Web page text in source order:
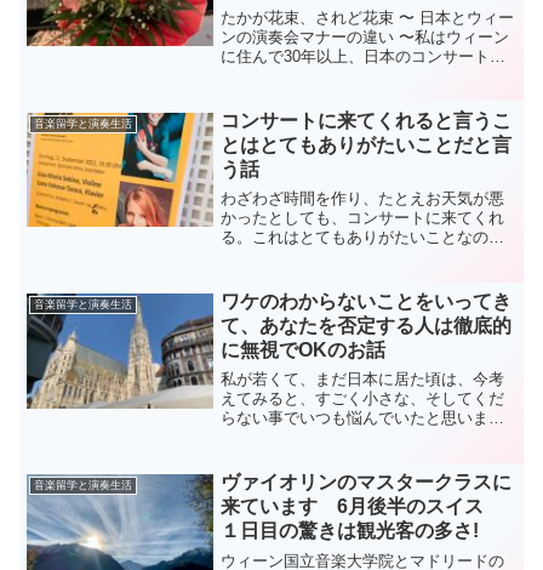
行きますか？
たかが花束、されど花束 〜 日本とウィー
ンの演奏会マナーの違い 〜私はウィーン
に住んで30年以上、日本のコンサートに
るのですが、ある日、日本のピアニスト
の友人からこんな話...
音楽留学と演奏生活
コンサートに来てくれると言うこ
とはとてもありがたいことだと言
う話
わざわざ時間を作り、たとえお天気が悪
かったとしても、コンサートに来てくれ
る。これはとてもありがたいことなので
を購入して来てくださるとなるともう、
それは本当にありがたいこ...
音楽留学と演奏生活
ワケのわからないことをいってき
て、あなたを否定する人は徹底的
に無視でOKのお話
私が若くて、まだ日本に居た頃は、今考
えてみると、すごく小さな、そしてくだ
らない事でいつも悩んでいたと思いま
るのですが、当時は若かったし、人生経
験も浅かったので全く気がつ...
音楽留学と演奏生活
ヴァイオリンのマスタークラスに
来ています 6月後半のスイス
１日目の驚きは観光客の多さ!
ウィーン国立音楽大学院とマドリードの